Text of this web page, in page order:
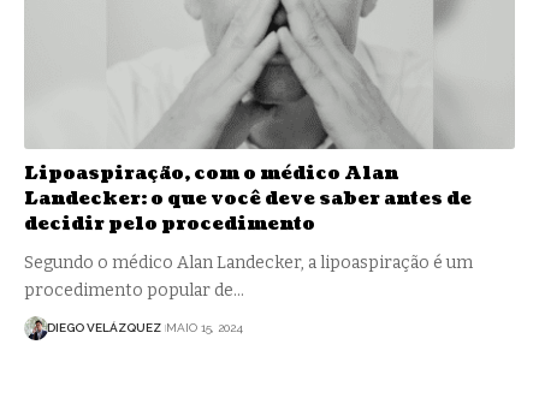
Lipoaspiração, com o médico Alan
Landecker: o que você deve saber antes de
decidir pelo procedimento
Segundo o médico Alan Landecker, a lipoaspiração é um
procedimento popular de…
DIEGO VELÁZQUEZ MAIO 15, 2024